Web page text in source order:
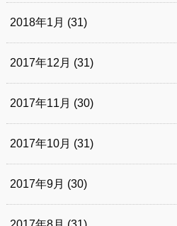
2018年1月 (31)
2017年12月 (31)
2017年11月 (30)
2017年10月 (31)
2017年9月 (30)